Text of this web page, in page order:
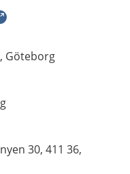
Göteborg
30, 411 36,